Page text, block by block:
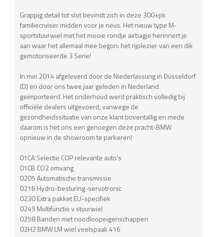
Grappig detail tot slot bevindt zich in deze 300+pk
familiecruiser midden voor je neus. Het nieuw type M-
sportstuurwiel met het mooie rondje airbagje herinnert je
aan waar het allemaal mee begon: het rijplezier van een dik
gemotoriseerde 3 Serie!
In mei 2014 afgeleverd door de Niederlassung in Düsseldorf
(D) en door ons twee jaar geleden in Nederland
geïmporteerd. Het onderhoud werd praktisch volledig bij
officiële dealers uitgevoerd, vanwege de
gezondheidssituatie van onze klant boventallig en mede
daarom is het ons een genoegen deze pracht-BMW
opnieuw in de showroom te parkeren!
01CA Selectie COP relevante auto's
01CB CO2 omvang
0205 Automatische transmissie
0216 Hydro-besturing-servotronic
0230 Extra pakket EU-specifiek
0249 Multifunctie v stuurwiel
0258 Banden met noodloopeigenschappen
02H2 BMW LM wiel veelspaak 416